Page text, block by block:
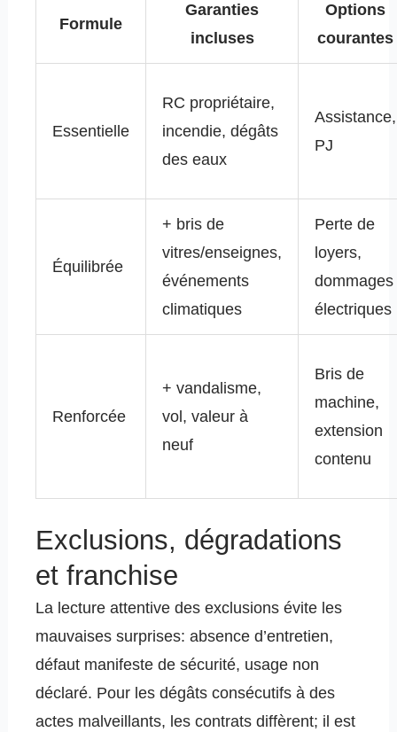
Formule
Garanties
incluses
Options
courantes
Essentielle
RC propriétaire,
incendie, dégâts
des eaux
Assistance,
PJ
Équilibrée
+ bris de
vitres/enseignes,
événements
climatiques
Perte de
loyers,
dommages
électriques
Renforcée
+ vandalisme,
vol, valeur à
neuf
Bris de
machine,
extension
contenu
Exclusions, dégradations
et franchise
La lecture attentive des exclusions évite les
mauvaises surprises: absence d’entretien,
défaut manifeste de sécurité, usage non
déclaré. Pour les dégâts consécutifs à des
actes malveillants, les contrats diffèrent; il est